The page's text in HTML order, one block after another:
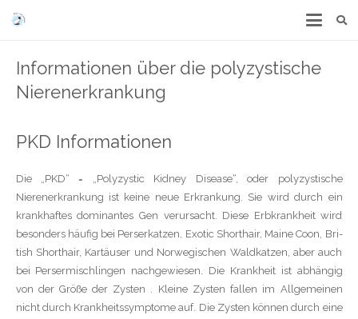
Informationen über die polyzystische
Nierenerkrankung
PKD Informationen
Die „PKD“ = „Polyzystic Kidney Disease“, oder polyzystische
Nierenerkrankung ist keine neue Erkrankung. Sie wird durch ein
krankhaftes dominantes Gen verursacht. Diese Erbkrankheit wird
besonders häufig bei Perserkatzen, Exotic Shorthair, Maine Coon, Bri-
tish Shorthair, Kartäuser und Norwegischen Waldkatzen, aber auch
bei Persermischlingen nachgewiesen. Die Krankheit ist abhängig
von der Größe der Zysten . Kleine Zysten fallen im Allgemeinen
nicht durch Krankheitssymptome auf. Die Zysten können durch eine